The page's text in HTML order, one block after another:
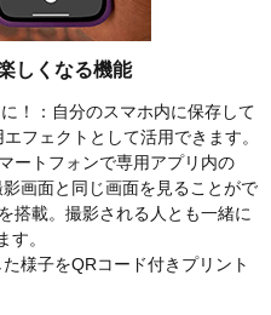
しくなる機能
！：自分のスマホ内に保存して
フェクトとして活用できます。
ートフォンで専用アプリ内の
画面と同じ画面を見ることがで
搭載。撮影される人とも一緒に
す。
様子をQRコード付きプリント